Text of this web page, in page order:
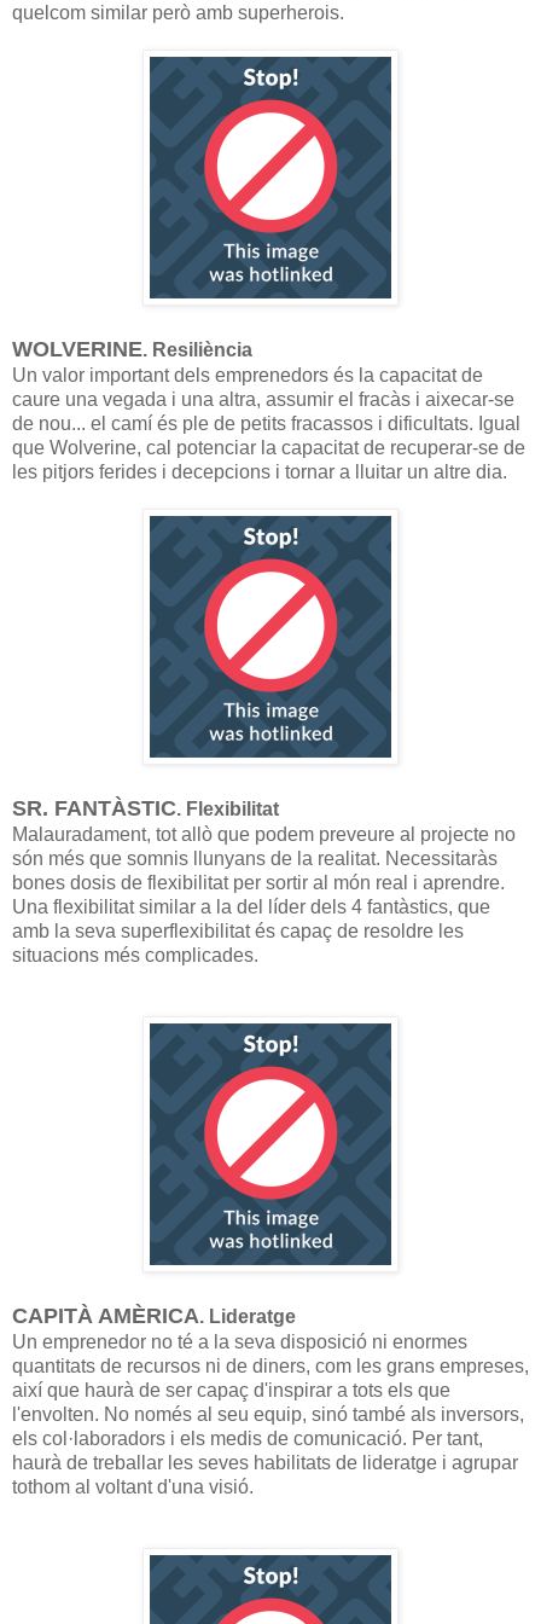
quelcom similar però amb superherois.
WOLVERINE. Resiliència
Un valor important dels emprenedors és la capacitat de
caure una vegada i una altra, assumir el fracàs i aixecar-se
de nou... el camí és ple de petits fracassos i dificultats. Igual
que Wolverine, cal potenciar la capacitat de recuperar-se de
les pitjors ferides i decepcions i tornar a lluitar un altre dia.
SR. FANTÀSTIC. Flexibilitat
Malauradament, tot allò que podem preveure al projecte no
són més que somnis llunyans de la realitat. Necessitaràs
bones dosis de flexibilitat per sortir al món real i aprendre.
Una flexibilitat similar a la del líder dels 4 fantàstics, que
amb la seva superflexibilitat és capaç de resoldre les
situacions més complicades.
CAPITÀ AMÈRICA. Lideratge
Un emprenedor no té a la seva disposició ni enormes
quantitats de recursos ni de diners, com les grans empreses,
així que haurà de ser capaç d'inspirar a tots els que
l'envolten. No només al seu equip, sinó també als inversors,
els col·laboradors i els medis de comunicació. Per tant,
haurà de treballar les seves habilitats de lideratge i agrupar
tothom al voltant d'una visió.